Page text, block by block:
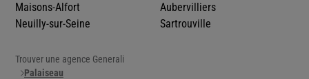
Maisons-Alfort
Neuilly-sur-Seine
Aubervilliers
Sartrouville
Trouver une agence Generali
Palaiseau